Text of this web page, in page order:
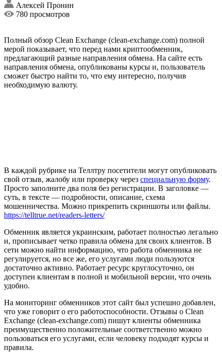
Алексей Пронин
780 просмотров
Полный обзор Clean Exchange (clean-exchange.com) полной
мерой показывает, что перед нами криптообменник,
предлагающий разные направления обмена. На сайте есть
направления обмена, опубликованы курсы и, пользователь
сможет быстро найти то, что ему интересно, получив
необходимую валюту.
В каждой рубрике на Теллтру посетители могут опубликовать
свой отзыв, жалобу или проверку через специальную форму.
Просто заполните два поля без регистрации. В заголовке —
суть, в тексте — подробности, описание, схема
мошенничества. Можно прикрепить скриншоты или файлы.
https://telltrue.net/readers-letters/
Обменник является украинским, работает полностью легально
и, прописывает четко правила обмена для своих клиентов. В
сети можно найти информацию, что работа обменника не
регулируется, но все же, его услугами люди пользуются
достаточно активно. Работает ресурс круглосуточно, он
доступен клиентам в полной и мобильной версии, что очень
удобно.
На мониторинг обменников этот сайт был успешно добавлен,
что уже говорит о его работоспособности. Отзывы о Clean
Exchange (clean-exchange.com) пишут клиенты обменника
преимущественно положительные соответственно можно
пользоваться его услугами, если человеку подходят курсы и
правила.